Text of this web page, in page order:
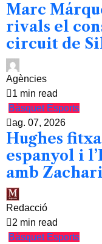
Marc
rivals el
circuit de
Agències
1 min read
Bàsquet Esports
ag. 07, 2026
Hughes
espanyol i
amb
Redacció
2 min read
Bàsquet Esports